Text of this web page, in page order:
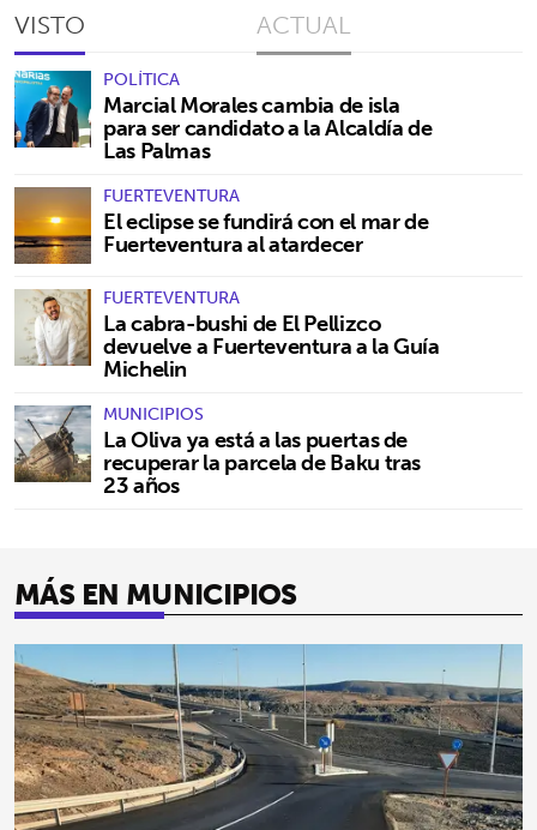
VISTO ACTUAL
POLÍTICA
Marcial Morales cambia de isla
para ser candidato a la Alcaldía de
Las Palmas
FUERTEVENTURA
El eclipse se fundirá con el mar de
Fuerteventura al atardecer
FUERTEVENTURA
La cabra-bushi de El Pellizco
devuelve a Fuerteventura a la Guía
Michelin
MUNICIPIOS
La Oliva ya está a las puertas de
recuperar la parcela de Baku tras
23 años
MÁS EN MUNICIPIOS